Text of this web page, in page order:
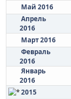
Май 2016
Апрель
2016
Март 2016
Февраль
2016
Январь
2016
2015